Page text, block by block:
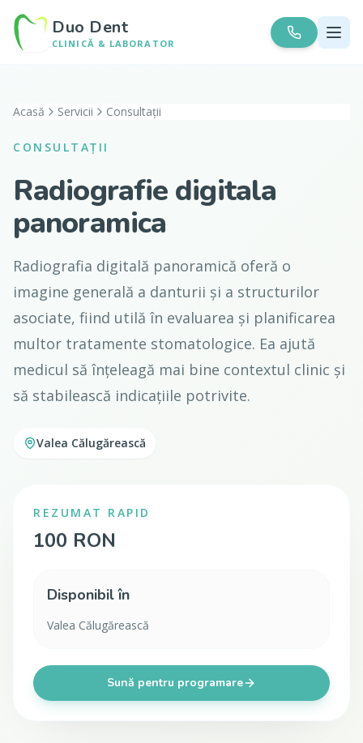
Duo Dent
CLINICĂ & LABORATOR
Acasă Servicii Consultații
CONSULTAȚII
Radiografie digitala
panoramica
Radiografia digitală panoramică oferă o
imagine generală a danturii și a structurilor
asociate, fiind utilă în evaluarea și planificarea
multor tratamente stomatologice. Ea ajută
medicul să înțeleagă mai bine contextul clinic și
să stabilească indicațiile potrivite.
Valea Călugărească
REZUMAT RAPID
100 RON
Disponibil în
Valea Călugărească
Sună pentru programare